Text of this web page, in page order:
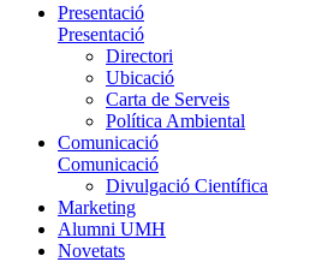
Presentació
Presentació
Directori
Ubicació
Carta de Serveis
Política Ambiental
Comunicació
Comunicació
Divulgació Científica
Marketing
Alumni UMH
Novetats